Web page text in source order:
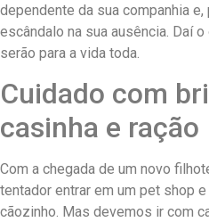
dependente da sua companhia
escândalo na sua ausência. Daí
serão para a vida toda.
Cuidado com
casinha e ração
Com a chegada de um novo
tentador entrar em um pet shop
cãozinho. Mas devemos ir com